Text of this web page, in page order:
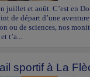
juillet et août. C’est en
de départ d’une
ou de sciences, nos
t’a...
sportif à La